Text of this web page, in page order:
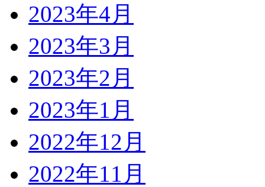
2023年4月
2023年3月
2023年2月
2023年1月
2022年12月
2022年11月